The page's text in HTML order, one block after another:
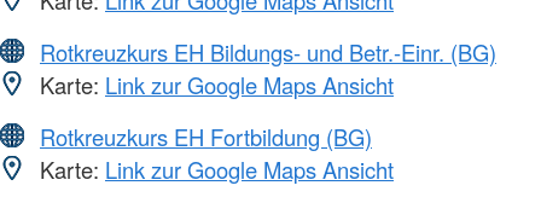
Rotkreuzkurs EH Bildungs- und Betr.-Einr. (BG)
Karte: Link zur Google Maps Ansicht
Rotkreuzkurs EH Fortbildung (BG)
Karte: Link zur Google Maps Ansicht